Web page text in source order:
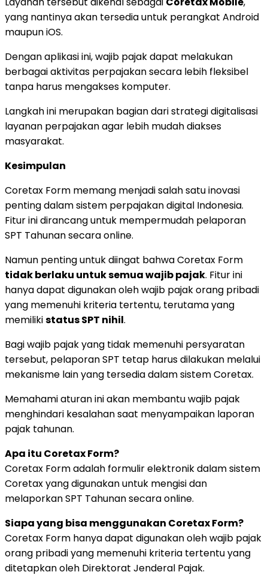
yang nantinya akan tersedia untuk perangkat Android
maupun iOS.
Dengan aplikasi ini, wajib pajak dapat melakukan
berbagai aktivitas perpajakan secara lebih fleksibel
tanpa harus mengakses komputer.
Langkah ini merupakan bagian dari strategi digitalisasi
layanan perpajakan agar lebih mudah diakses
masyarakat.
Kesimpulan
Coretax Form memang menjadi salah satu inovasi
penting dalam sistem perpajakan digital Indonesia.
Fitur ini dirancang untuk mempermudah pelaporan
SPT Tahunan secara online.
Namun penting untuk diingat bahwa Coretax Form
tidak berlaku untuk semua wajib pajak. Fitur ini
hanya dapat digunakan oleh wajib pajak orang pribadi
yang memenuhi kriteria tertentu, terutama yang
memilikistatus SPT nihil.
Bagi wajib pajak yang tidak memenuhi persyaratan
tersebut, pelaporan SPT tetap harus dilakukan melalui
mekanisme lain yang tersedia dalam sistem Coretax.
Memahami aturan ini akan membantu wajib pajak
menghindari kesalahan saat menyampaikan laporan
pajak tahunan.
Apa itu Coretax Form?
Coretax Form adalah formulir elektronik dalam sistem
Coretax yang digunakan untuk mengisi dan
melaporkan SPT Tahunan secara online.
Siapa yang bisa menggunakan Coretax Form?
Coretax Form hanya dapat digunakan oleh wajib pajak
orang pribadi yang memenuhi kriteria tertentu yang
ditetapkan oleh Direktorat Jenderal Pajak.